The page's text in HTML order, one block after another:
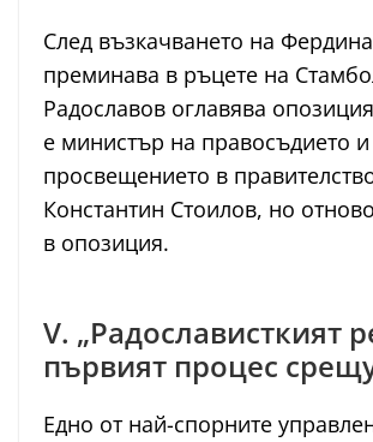
След възкачването на
преминава в ръцете на
Радославов оглавява
е министър на правосъдието и
просвещението в
Константин Стоилов, но
в опозиция.
V. „Радослависткият
първият процес
Едно от най-спорните